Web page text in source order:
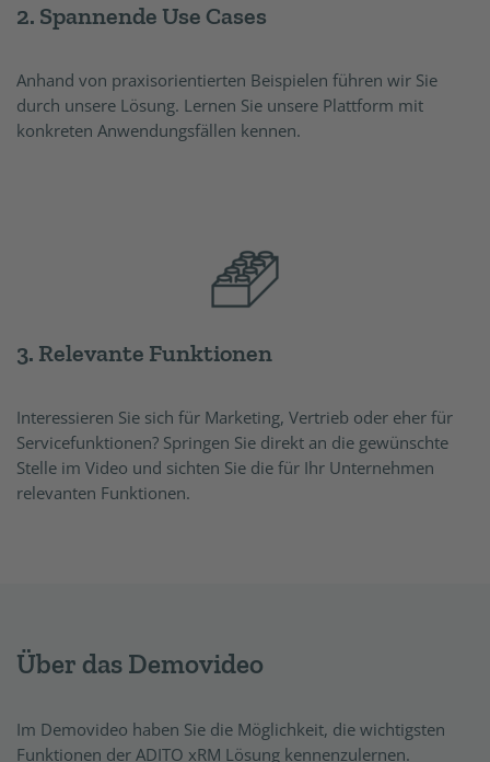
2. Spannende Use Cases
Anhand von praxisorientierten Beispielen führen wir Sie
durch unsere Lösung. Lernen Sie unsere Plattform mit
konkreten Anwendungsfällen kennen.
3. Relevante Funktionen
Interessieren Sie sich für Marketing, Vertrieb oder eher für
Servicefunktionen? Springen Sie direkt an die gewünschte
Stelle im Video und sichten Sie die für Ihr Unternehmen
relevanten Funktionen.
Über das Demovideo
Im Demovideo haben Sie die Möglichkeit, die wichtigsten
Funktionen der ADITO xRM Lösung kennenzulernen.